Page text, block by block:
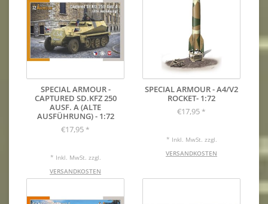
SPECIAL ARMOUR -
CAPTURED SD.KFZ 250
AUSF. A (ALTE
AUSFÜHRUNG) - 1:72
€17,95 *
* Inkl. MwSt. zzgl.
VERSANDKOSTEN
SPECIAL ARMOUR - A4/V2
ROCKET- 1:72
€17,95 *
* Inkl. MwSt. zzgl.
VERSANDKOSTEN